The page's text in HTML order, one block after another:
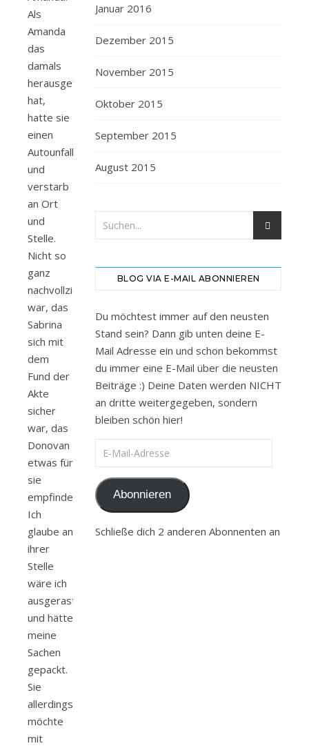
Als
Amanda
das
damals
herausgefunden
hat,
hatte sie
einen
Autounfall
und
verstarb
an Ort
und
Stelle.
Nicht so
ganz
nachvollziehbar
war, das
Sabrina
sich mit
dem
Fund der
Akte
sicher
war, das
Donovan
etwas für
sie
empfindet.
Ich
glaube an
ihrer
Stelle
wäre ich
ausgerastet
und hätte
meine
Sachen
gepackt.
Sie
allerdings
möchte
mit
Januar 2016
Dezember 2015
November 2015
Oktober 2015
September 2015
August 2015
BLOG VIA E-MAIL ABONNIEREN
Du möchtest immer auf den neusten
Stand sein? Dann gib unten deine E-
Mail Adresse ein und schon bekommst
du immer eine E-Mail über die neusten
Beiträge :) Deine Daten werden NICHT
an dritte weitergegeben, sondern
bleiben schön hier!
E-Mail-Adresse
Abonnieren
Schließe dich 2 anderen Abonnenten an